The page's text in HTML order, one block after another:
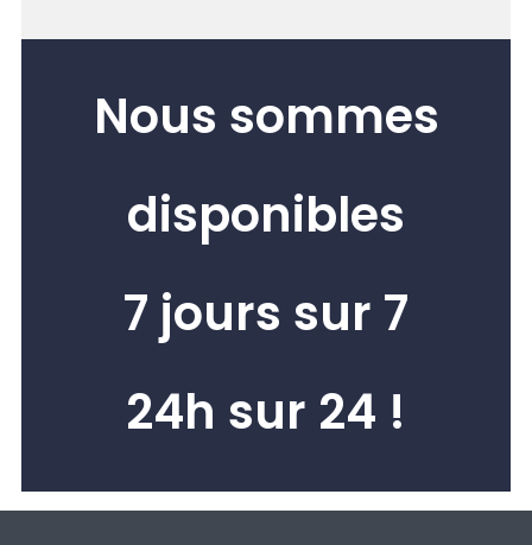
Nous sommes
disponibles
7 jours sur 7
24h sur 24 !